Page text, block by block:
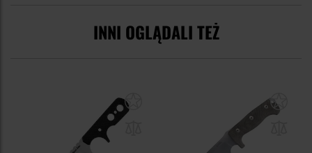
INNI OGLĄDALI TEŻ